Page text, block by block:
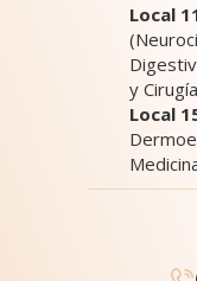
Local
y
Local